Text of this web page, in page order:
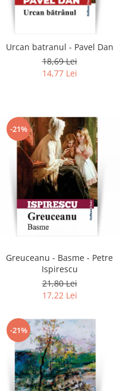
Urcan batranul - Pavel Dan
18,69 Lei
14,77 Lei
-21%
Greuceanu - Basme - Petre
Ispirescu
21,80 Lei
17,22 Lei
-21%